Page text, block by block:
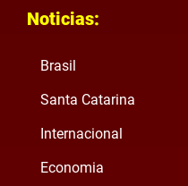
Noticias:
Brasil
Santa Catarina
Internacional
Economia